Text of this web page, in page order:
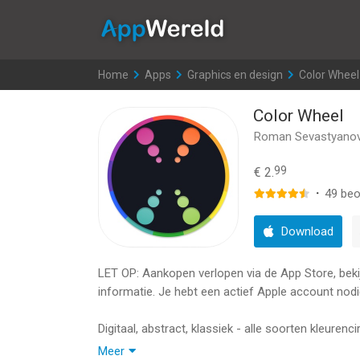
Home >
Apps >
Graphics en design >
Color Wheel
Color Wheel
Roman
€ 2.99
· 49
Download
LET OP: Aankopen verlopen via de App Store,
informatie. Je hebt een actief Apple account
Digitaal, abstract, klassiek - alle soorten
Meer